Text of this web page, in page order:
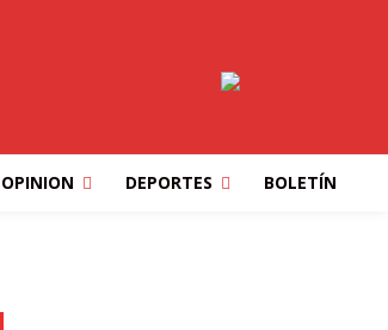
OPINION DEPORTES BOLETÍN